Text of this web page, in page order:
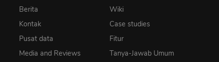
Berita
Kontak
Pusat data
Media and Reviews
Wiki
Case studies
Fitur
Tanya-Jawab Umum